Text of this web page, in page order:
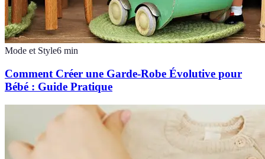
Mode et Style6 min
Comment Créer une Garde-Robe Évolutive pour
Bébé : Guide Pratique